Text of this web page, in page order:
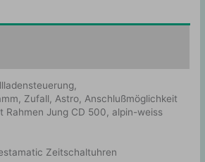
Zufall, Astro, Anschlußmöglichkeit
Rahmen Jung CD 500, alpin-weiss
Zeitschaltuhren